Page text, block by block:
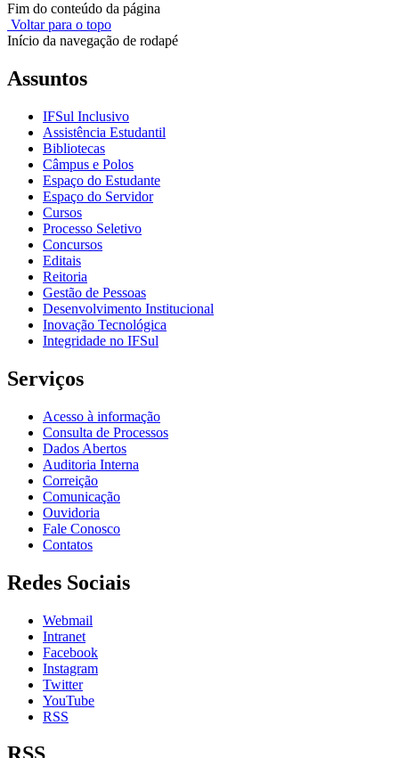
Fim do conteúdo da página
Voltar para o topo
Início da navegação de rodapé
Assuntos
IFSul Inclusivo
Assistência Estudantil
Bibliotecas
Câmpus e Polos
Espaço do Estudante
Espaço do Servidor
Cursos
Processo Seletivo
Concursos
Editais
Reitoria
Gestão de Pessoas
Desenvolvimento Institucional
Inovação Tecnológica
Integridade no IFSul
Serviços
Acesso à informação
Consulta de Processos
Dados Abertos
Auditoria Interna
Correição
Comunicação
Ouvidoria
Fale Conosco
Contatos
Redes Sociais
Webmail
Intranet
Facebook
Instagram
Twitter
YouTube
RSS